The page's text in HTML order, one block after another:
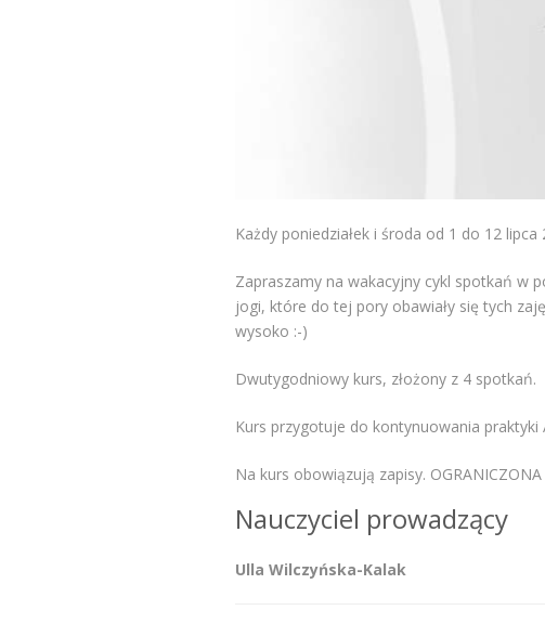
Każdy poniedziałek i środa od 1 do 12 lipca
Zapraszamy na wakacyjny cykl spotkań w
jogi, które do tej pory obawiały się tych
wysoko :-)
Dwutygodniowy kurs, złożony z 4 spotkań.
Kurs przygotuje do kontynuowania
Na kurs obowiązują zapisy. OGRANICZONA
Nauczyciel prowadzący
Ulla Wilczyńska-Kalak